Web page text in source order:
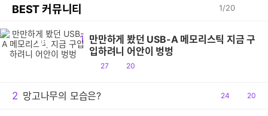
BEST 커뮤니티 1/20
1 만만하게 봤던 USB-A 메모리스틱 지금 구
입하려니 어안이 벙벙
공
27
댓
20
만
2 망고나무의 모습은?
공
24
댓
20